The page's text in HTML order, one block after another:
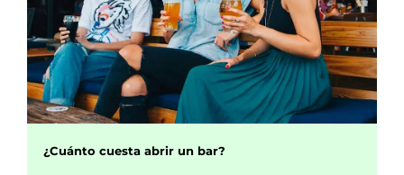
¿Cuánto cuesta abrir un bar?